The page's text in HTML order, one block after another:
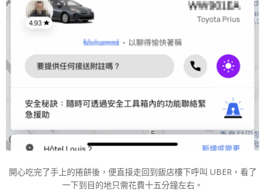
開心吃完了手上的捲餅後，便直接走回到飯店樓下呼叫 UBER，看了
一下到目的地只需花費十五分鐘左右。